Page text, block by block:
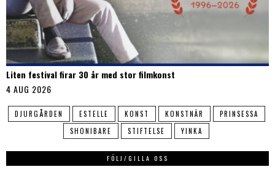
Liten festival firar 30 år med stor filmkonst
4 AUG 2026
DJURGÅRDEN ESTELLE KONST KONSTNÄR
PRINSESSA
SHONIBARE
STIFTELSE YINKA
FÖLJ/GILLA OSS